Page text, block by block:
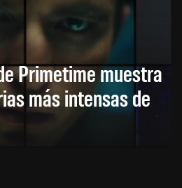
Primetime muestra
más intensas de